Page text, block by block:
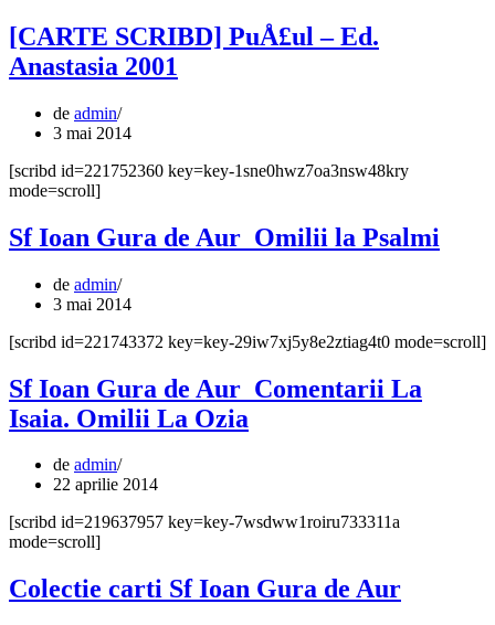
[CARTE SCRIBD] PuÅ£ul – Ed.
Anastasia 2001
de admin
3 mai 2014
[scribd id=221752360 key=key-1sne0hwz7oa3nsw48kry
mode=scroll]
Sf Ioan Gura de Aur_Omilii la Psalmi
de admin
3 mai 2014
[scribd id=221743372 key=key-29iw7xj5y8e2ztiag4t0 mode=scroll]
Sf Ioan Gura de Aur_Comentarii La
Isaia. Omilii La Ozia
de admin
22 aprilie 2014
[scribd id=219637957 key=key-7wsdww1roiru733311a
mode=scroll]
Colectie carti Sf Ioan Gura de Aur